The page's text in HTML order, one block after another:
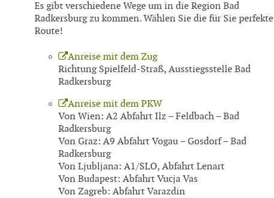
Es gibt verschiedene Wege um in die Region Bad
Radkersburg zu kommen. Wählen Sie die für Sie perfekte
Route!
Anreise mit dem Zug
Richtung Spielfeld-Straß, Ausstiegsstelle Bad
Radkersburg
Anreise mit dem PKW
Von Wien: A2 Abfahrt Ilz – Feldbach – Bad
Radkersburg
Von Graz: A9 Abfahrt Vogau – Gosdorf – Bad
Radkersburg
Von Ljubljana: A1/SLO, Abfahrt Lenart
Von Budapest: Abfahrt Vucja Vas
Von Zagreb: Abfahrt Varazdin